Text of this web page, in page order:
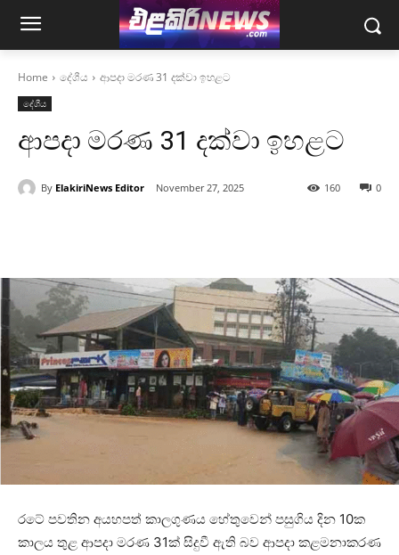
Home දේශීය ආපදා මරණ 31 දක්වා ඉහළට
දේශීය
ආපදා මරණ 31 දක්වා ඉහළට
By ElakiriNews Editor November 27, 2025 0
160
රටේ පවතින අයහපත් කාලගුණය හේතුවෙන් පසුගිය දින 10ක
කාලය තුළ ආපදා මරණ 31ක් සිදුවී ඇති බව ආපදා කළමනාකරණ